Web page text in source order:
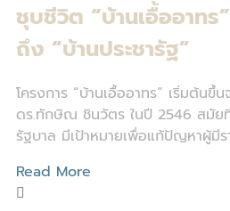
ชุบชีวิต “บ้านเอื้ออาท
ถึง “บ้านประชารัฐ”
โครงการ “บ้านเอื้ออาทร” เริ่มต้นขึ้
ดร.ทักษิณ ชินวัตร ในปี 2546 สมัยที่
รัฐบาล มีเป้าหมายเพื่อแก้ปัญหาผู้มีร
Read More